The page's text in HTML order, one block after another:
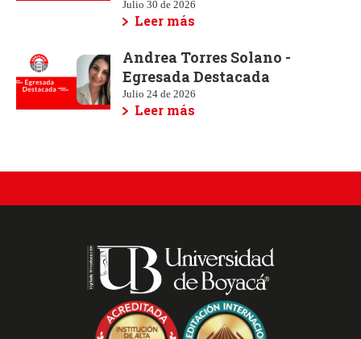
Julio 30 de 2026
Leer más
Andrea Torres Solano -
Egresada Destacada
Julio 24 de 2026
Leer más